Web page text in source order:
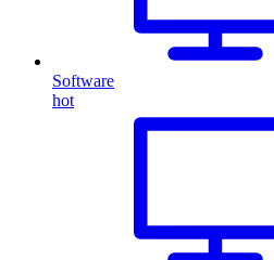
Software
hot